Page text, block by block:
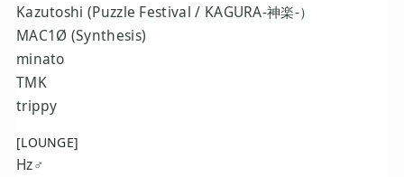
Kazutoshi (Puzzle Festival / KAGURA-神楽-）
MAC1Ø (Synthesis)
minato
TMK
trippy
[LOUNGE]
Hz♂